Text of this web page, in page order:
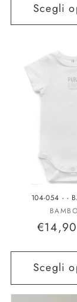
Scegli
104-054 - -
Prezzo
listino
Scegli